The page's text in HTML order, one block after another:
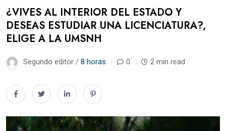
¿VIVES AL INTERIOR DEL ESTADO Y
DESEAS ESTUDIAR UNA LICENCIATURA?,
ELIGE A LA UMSNH
Segundo editor / 8 horas 0 2 min read